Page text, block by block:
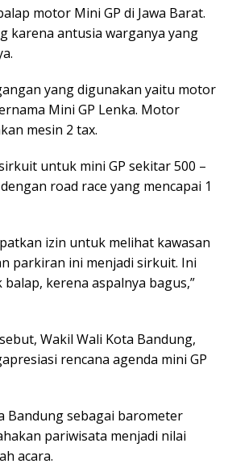
motor Mini GP di Jawa Barat.
karena antusia warganya yang
yang digunakan yaitu motor
Mini GP Lenka. Motor
mesin 2 tax.
untuk mini GP sekitar 500 –
road race yang mencapai 1
izin untuk melihat kawasan
parkiran ini menjadi sirkuit. Ini
kerena aspalnya bagus,”
Wakil Wali Kota Bandung,
rencana agenda mini GP
Bandung sebagai barometer
pariwisata menjadi nilai
acara.